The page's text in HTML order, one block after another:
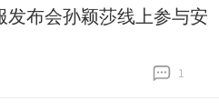
发布会孙颖莎线上参与安
1